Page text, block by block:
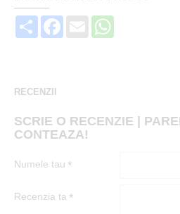
Share Facebook
Email
RECENZII
SCRIE O RECENZIE |
CONTEAZA!
Numele tau
Recenzia ta